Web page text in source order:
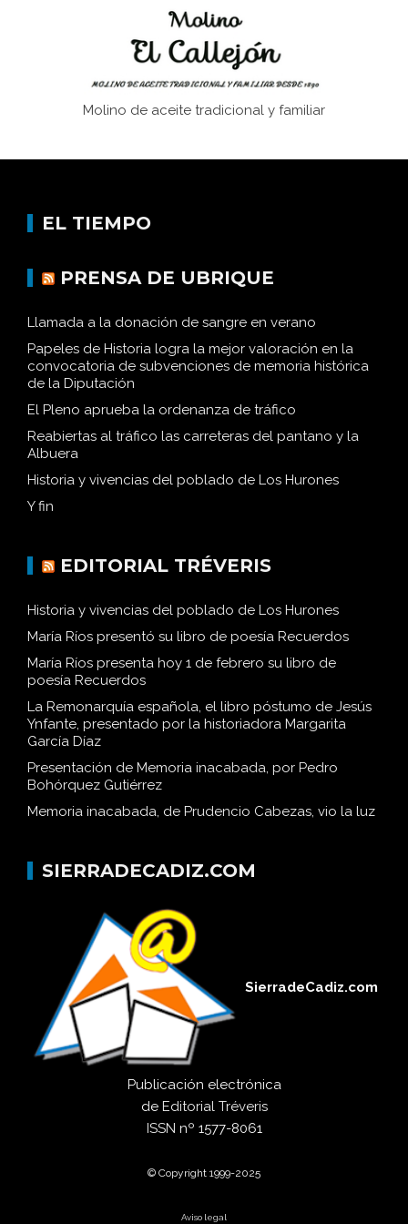
Molino de aceite tradicional y familiar
EL TIEMPO
PRENSA DE UBRIQUE
Llamada a la donación de sangre en verano
Papeles de Historia logra la mejor valoración en la
convocatoria de subvenciones de memoria histórica
de la Diputación
El Pleno aprueba la ordenanza de tráfico
Reabiertas al tráfico las carreteras del pantano y la
Albuera
Historia y vivencias del poblado de Los Hurones
Y fin
EDITORIAL TRÉVERIS
Historia y vivencias del poblado de Los Hurones
María Ríos presentó su libro de poesía Recuerdos
María Ríos presenta hoy 1 de febrero su libro de
poesía Recuerdos
La Remonarquía española, el libro póstumo de Jesús
Ynfante, presentado por la historiadora Margarita
García Díaz
Presentación de Memoria inacabada, por Pedro
Bohórquez Gutiérrez
Memoria inacabada, de Prudencio Cabezas, vio la luz
SIERRADECADIZ.COM
SierradeCadiz.com
Publicación electrónica
de Editorial Tréveris
ISSN nº 1577-8061
© Copyright 1999-2025
Aviso legal